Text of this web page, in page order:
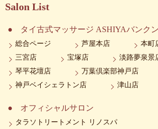
Salon List
タイ古式マッサージ ASHIYAバンク
総合ページ 芦屋本店
本町
三宮店
宝塚店
淡路夢泉景
琴平花壇店
万葉倶楽部神戸店
神戸ベイシェラトン店
津山店
オフィシャルサロン
タラソトリートメント リノスパ